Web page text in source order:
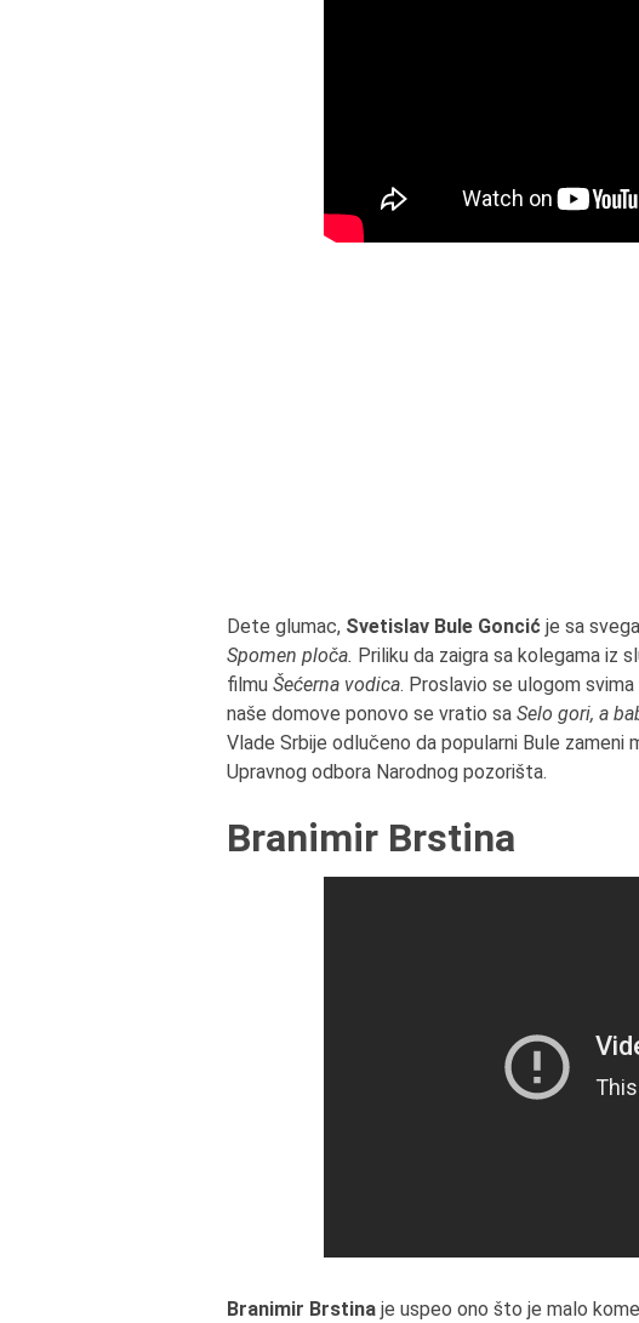
Dete glumac, Svetislav Bule Goncić je sa
Spomen ploča. Priliku da zaigra sa kolegama iz
filmu Šećerna vodica. Proslavio se ulogom
naše domove ponovo se vratio sa Selo gori, a
Vlade Srbije odlučeno da popularni Bule
Upravnog odbora Narodnog pozorišta.
Branimir Brstina
Branimir Brstina je uspeo ono što je malo